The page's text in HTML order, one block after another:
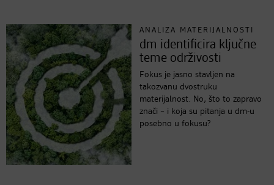
ANALIZA MATERIJALNOSTI
dm identificira ključne
teme održivosti
Fokus je jasno stavljen na
takozvanu dvostruku
materijalnost. No, što to zapravo
znači – i koja su pitanja u dm-u
posebno u fokusu?